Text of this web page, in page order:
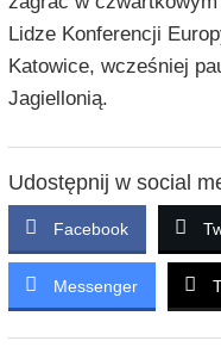
Lidze Konferencji
Katowice, wcześniej
Jagiellonią.
Udostępnij w social
Facebook
Messenger